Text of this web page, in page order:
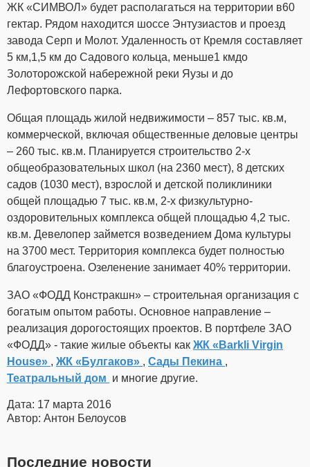
ЖК «СИМВОЛ» будет располагаться на территории в60
гектар. Рядом находится шоссе Энтузиастов и проезд
завода Серп и Молот. Удаленность от Кремля составляет
5 км,1,5 км до Садового кольца, меньше1 кмдо
Золоторожской набережной реки Яузы и до
Лефортовского парка.
Общая площадь жилой недвижимости – 857 тыс. кв.м,
коммерческой, включая общественные деловые центры
– 260 тыс. кв.м. Планируется строительство 2-х
общеобразовательных школ (на 2360 мест), 8 детских
садов (1030 мест), взрослой и детской поликлиники
общей площадью 7 тыс. кв.м, 2-х физкультурно-
оздоровительных комплекса общей площадью 4,2 тыс.
кв.м. Девелопер займется возведением Дома культуры
на 3700 мест. Территория комплекса будет полностью
благоустроена. Озеленение занимает 40% территории.
ЗАО «ФОДД Констракшн» – строительная организация с
богатым опытом работы. Основное направление –
реализация дорогостоящих проектов. В портфеле ЗАО
«ФОДД» - такие жилые объекты как ЖК «Barkli Virgin
House» , ЖК «Булгаков» , Сады Пекина ,
Театральный дом и многие другие.
Дата: 17 марта 2016
Автор: Антон Белоусов
Последние новости